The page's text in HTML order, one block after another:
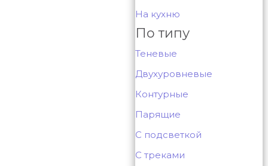
На кухню
По типу
Теневые
Двухуровневые
Контурные
Парящие
С подсветкой
С треками